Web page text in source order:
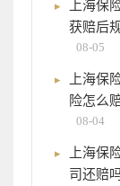
上海保
获赔后
08-05
上海保
险怎么赔
08-04
上海保
司还赔吗